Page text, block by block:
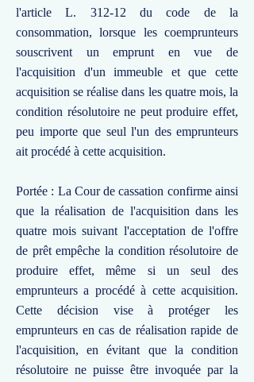
l'article L. 312-12 du code de la
consommation, lorsque les coemprunteurs
souscrivent un emprunt en vue de
l'acquisition d'un immeuble et que cette
acquisition se réalise dans les quatre mois, la
condition résolutoire ne peut produire effet,
peu importe que seul l'un des emprunteurs
ait procédé à cette acquisition.
Portée : La Cour de cassation confirme ainsi
que la réalisation de l'acquisition dans les
quatre mois suivant l'acceptation de l'offre
de prêt empêche la condition résolutoire de
produire effet, même si un seul des
emprunteurs a procédé à cette acquisition.
Cette décision vise à protéger les
emprunteurs en cas de réalisation rapide de
l'acquisition, en évitant que la condition
résolutoire ne puisse être invoquée par la